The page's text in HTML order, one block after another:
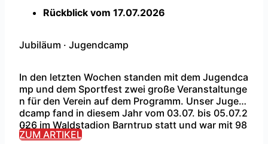
Rückblick vom 17.07.2026
Jubiläum · Jugendcamp
In den letzten Wochen standen mit dem Jugendca
mp und dem Sportfest zwei große Veranstaltunge
n für den Verein auf dem Programm. Unser Jugen
dcamp fand in diesem Jahr vom 03.07. bis 05.07.2
026 im Waldstadion Barntrup statt und war mit 98
Teilnehmern, passend zum fünfjährigen Jubiläum,
...
ZUM ARTIKEL